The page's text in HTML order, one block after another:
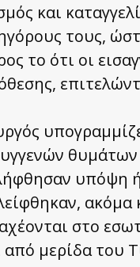
και
τους,
το ότι οι
υπόψη
στο
από μερίδα του